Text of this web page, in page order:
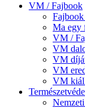
VM / Fajbook
Fajbook
Ma egy
VM /
VM
VM
VM
VM